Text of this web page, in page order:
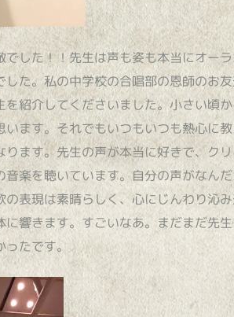
した！！先生は声も姿も本当にオー
た。私の中学校の合唱部の恩師のお
紹介してくださいました。小さい頃
ます。それでもいつもいつも熱心に
ます。先生の声が本当に好きで、ク
楽を聴いています。自分の声がなん
表現は素晴らしく、心にじんわり沁
響きます。すごいなあ。まだまだ先
たです。